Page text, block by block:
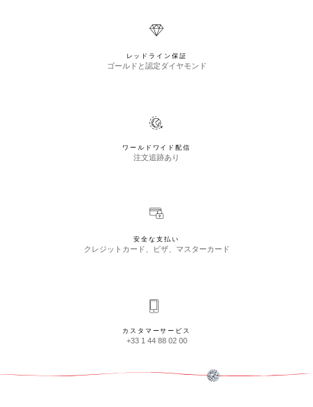
レッドライン保証
ゴールドと認定ダイヤモンド
ワールドワイド配信
注文追跡あり
安全な支払い
クレジットカード、ビザ、マスターカード
カスタマーサービス
+33 1 44 88 02 00